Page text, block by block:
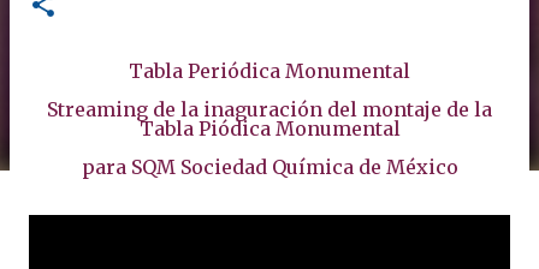
Tabla Periódica Monumental
Streaming de la inaguración del montaje de la
Tabla Piódica Monumental
para SQM Sociedad Química de México